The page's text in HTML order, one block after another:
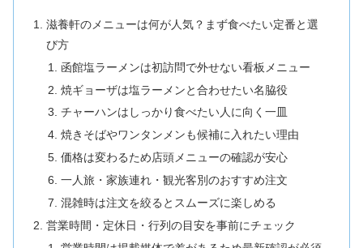
滋養軒のメニューは何が人気？まず食べたい定番と選
び方
函館塩ラーメンは初訪問で外せない看板メニュー
焼ギョーザは塩ラーメンと合わせたい名脇役
チャーハンはしっかり食べたい人に向く一皿
焼きそばやワンタンメンも候補に入れたい理由
価格は変わるため店頭メニューの確認が安心
一人旅・家族連れ・観光客別のおすすめ注文
混雑時は注文を絞るとスムーズに楽しめる
営業時間・定休日・行列の目安を事前にチェック